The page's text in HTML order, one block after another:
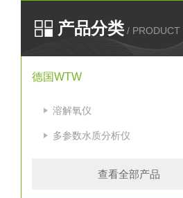
产品分类 / PRODUCT
德国WTW
溶解氧仪
多参数水质分析仪
查看全部产品